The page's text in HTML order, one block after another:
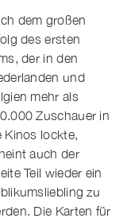
dem großen
des ersten
der in den
und
mehr als
Zuschauer in
Kinos lockte,
auch der
Teil wieder ein
zu
Die Karten für